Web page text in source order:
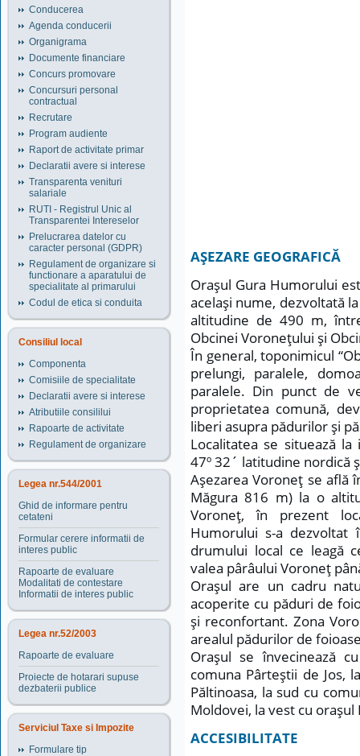
Conducerea
Agenda conducerii
Organigrama
Documente financiare
Concurs promovare
Concursuri personal
contractual
Recrutare
Program audiente
Raport de activitate primar
Declaratii avere si interese
Transparenta venituri
salariale
RUTI - Registrul Unic al
Transparentei Intereselor
Prelucrarea datelor cu
caracter personal (GDPR)
Regulament de organizare si
functionare a aparatului de
specialitate al primarului
Codul de etica si conduita
Consiliul local
Componenta
Comisiile de specialitate
Declaratii avere si interese
Atributiile consililui
Rapoarte de activitate
Regulament de organizare
Legea nr.544/2001
Ghid de informare pentru
cetateni
Formular cerere informatii de
interes public
Rapoarte de evaluare
Modalitati de contestare
Informatii de interes public
Legea nr.52/2003
Rapoarte de evaluare
Proiecte de hotarari supuse
dezbaterii publice
Serviciul Taxe si Impozite
Formulare tip
AŞEZARE GEOGRAFICĂ
Oraşul Gura Humorului
acelaşi nume, dezvoltată
altitudine de 490 m,
Obcinei Voroneţului şi
În general, toponimicul
prelungi, paralele,
paralele. Din punct de
proprietatea comună,
liberi asupra pădurilor şi
Localitatea se situează
47º 32´ latitudine nordică
Aşezarea Voroneţ se află
Măgura 816 m) la o
Voroneţ, în prezent
Humorului s-a dezvoltat
drumului local ce leagă
valea pârâului Voroneţ
Oraşul are un cadru
acoperite cu păduri de
şi reconfortant. Zona
arealul pădurilor de
Oraşul se învecinează
comuna Pârteştii de Jos,
Păltinoasa, la sud cu
Moldovei, la vest cu oraşul
ACCESIBILITATE